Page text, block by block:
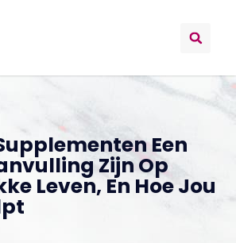
Een
Zijn Op
Leven, En Hoe Jou